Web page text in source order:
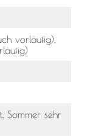
vorläufig),
Sommer sehr